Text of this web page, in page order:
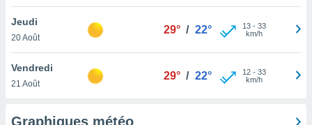
et que
Jeudi
20 Août
29° / 22° 13- 33
km/h
Vendredi
21 Août
29° / 22° 12- 33
km/h
Graphiques météo